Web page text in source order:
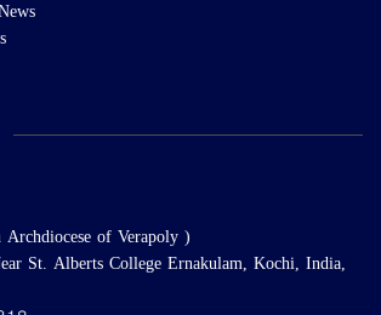
of Verapoly )
St. Alberts College Ernakulam, Kochi, India,